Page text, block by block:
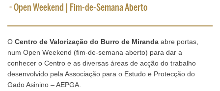
•Open Weekend | Fim-de-Semana Aberto
O Centro de Valorização do Burro de Miranda abre portas,
num Open Weekend (fim-de-semana aberto) para dar a
conhecer o Centro e as diversas áreas de acção do trabalho
desenvolvido pela Associação para o Estudo e Protecção do
Gado Asinino – AEPGA.